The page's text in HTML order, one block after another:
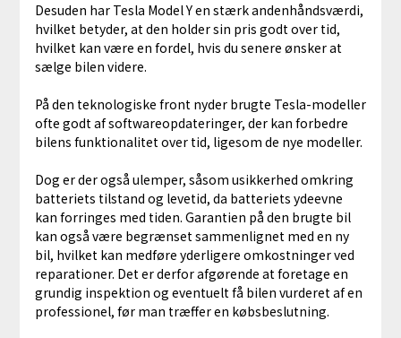
Desuden har Tesla Model Y en stærk andenhåndsværdi,
hvilket betyder, at den holder sin pris godt over tid,
hvilket kan være en fordel, hvis du senere ønsker at
sælge bilen videre.
På den teknologiske front nyder brugte Tesla-modeller
ofte godt af softwareopdateringer, der kan forbedre
bilens funktionalitet over tid, ligesom de nye modeller.
Dog er der også ulemper, såsom usikkerhed omkring
batteriets tilstand og levetid, da batteriets ydeevne
kan forringes med tiden. Garantien på den brugte bil
kan også være begrænset sammenlignet med en ny
bil, hvilket kan medføre yderligere omkostninger ved
reparationer. Det er derfor afgørende at foretage en
grundig inspektion og eventuelt få bilen vurderet af en
professionel, før man træffer en købsbeslutning.